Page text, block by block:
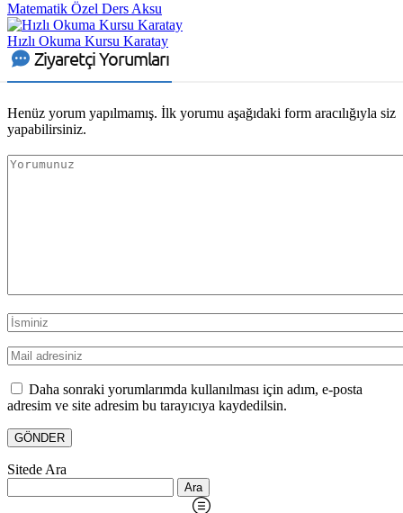
Matematik Özel Ders Aksu
Hızlı Okuma Kursu Karatay
Ziyaretçi Yorumları
Henüz yorum yapılmamış. İlk yorumu aşağıdaki form aracılığıyla siz
yapabilirsiniz.
Daha sonraki yorumlarımda kullanılması için adım, e-posta
adresim ve site adresim bu tarayıcıya kaydedilsin.
Sitede Ara